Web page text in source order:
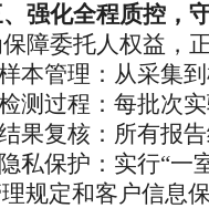
强化全程质控，
障委托人权益，
本管理：从采集
测过程：每批次
果复核：所有报
私保护 ： 实行“一
规定和客户信息